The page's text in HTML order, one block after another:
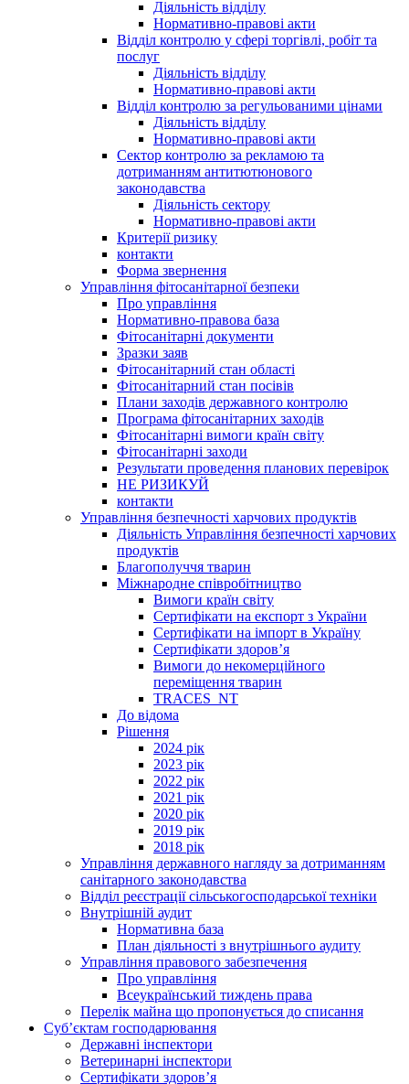
Діяльність відділу
Нормативно-правові акти
Відділ контролю у сфері торгівлі, робіт та
послуг
Діяльність відділу
Нормативно-правові акти
Відділ контролю за регульованими цінами
Діяльність відділу
Нормативно-правові акти
Сектор контролю за рекламою та
дотриманням антитютюнового
законодавства
Діяльність сектору
Нормативно-правові акти
Критерії ризику
контакти
Форма звернення
Управління фітосанітарної безпеки
Про управління
Нормативно-правова база
Фітосанітарні документи
Зразки заяв
Фітосанітарний стан області
Фітосанітарний стан посівів
Плани заходів державного контролю
Програма фітосанітарних заходів
Фітосанітарні вимоги країн світу
Фітосанітарні заходи
Результати проведення планових перевірок
НЕ РИЗИКУЙ
контакти
Управління безпечності харчових продуктів
Діяльність Управління безпечності харчових
продуктів
Благополуччя тварин
Міжнародне співробітництво
Вимоги країн світу
Сертифікати на експорт з України
Сертифікати на імпорт в Україну
Сертифікати здоров’я
Вимоги до некомерційного
переміщення тварин
TRACES_NT
До відома
Рішення
2024 рік
2023 рік
2022 рік
2021 рік
2020 рік
2019 рік
2018 рік
Управління державного нагляду за дотриманням
санітарного законодавства
Відділ реєстрації сільськогосподарської техніки
Внутрішній аудит
Нормативна база
План діяльності з внутрішнього аудиту
Управління правового забезпечення
Про управління
Всеукраїнський тиждень права
Перелік майна що пропонується до списання
Суб’єктам господарювання
Державні інспектори
Ветеринарні інспектори
Сертифікати здоров’я